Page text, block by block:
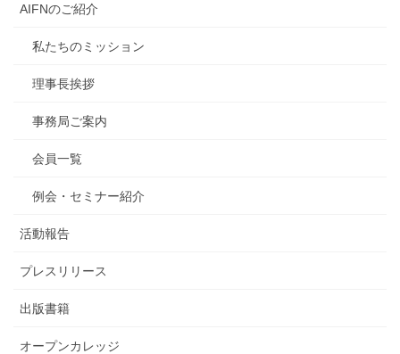
AIFNのご紹介
私たちのミッション
理事長挨拶
事務局ご案内
会員一覧
例会・セミナー紹介
活動報告
プレスリリース
出版書籍
オープンカレッジ